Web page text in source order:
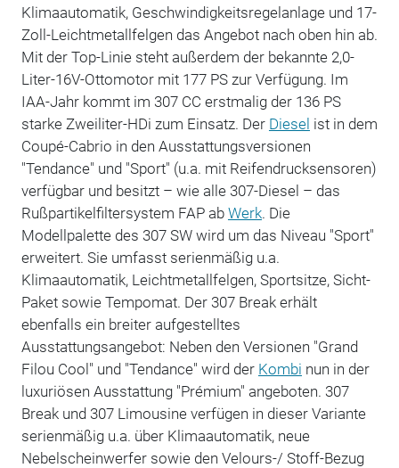
Klimaautomatik, Geschwindigkeitsregelanlage und 17-
Zoll-Leichtmetallfelgen das Angebot nach oben hin ab.
Mit der Top-Linie steht außerdem der bekannte 2,0-
Liter-16V-Ottomotor mit 177 PS zur Verfügung. Im
IAA-Jahr kommt im 307 CC erstmalig der 136 PS
starke Zweiliter-HDi zum Einsatz. Der Diesel ist in dem
Coupé-Cabrio in den Ausstattungsversionen
"Tendance" und "Sport" (u.a. mit Reifendrucksensoren)
verfügbar und besitzt – wie alle 307-Diesel – das
Rußpartikelfiltersystem FAP ab Werk. Die
Modellpalette des 307 SW wird um das Niveau "Sport"
erweitert. Sie umfasst serienmäßig u.a.
Klimaautomatik, Leichtmetallfelgen, Sportsitze, Sicht-
Paket sowie Tempomat. Der 307 Break erhält
ebenfalls ein breiter aufgestelltes
Ausstattungsangebot: Neben den Versionen "Grand
Filou Cool" und "Tendance" wird der Kombi nun in der
luxuriösen Ausstattung "Prémium" angeboten. 307
Break und 307 Limousine verfügen in dieser Variante
serienmäßig u.a. über Klimaautomatik, neue
Nebelscheinwerfer sowie den Velours-/ Stoff-Bezug